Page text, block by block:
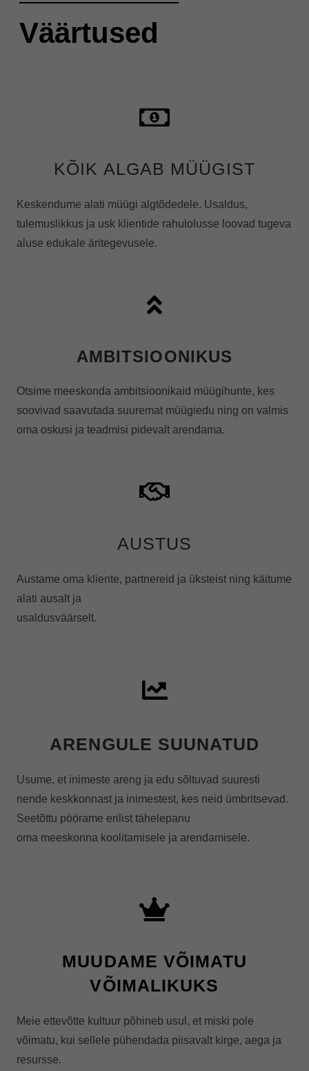
Väärtused
KÕIK ALGAB MÜÜGIST​
Keskendume alati müügi algtõdedele. Usaldus,
tulemuslikkus ja usk klientide rahulolusse loovad tugeva
aluse edukale äritegevusele.
AMBITSIOONIKUS
Otsime meeskonda ambitsioonikaid müügihunte, kes
soovivad saavutada suuremat müügiedu ning on valmis
oma oskusi ja teadmisi pidevalt arendama.
AUSTUS
Austame oma kliente, partnereid ja üksteist ning käitume
alati ausalt ja
usaldusväärselt.
ARENGULE SUUNATUD​
Usume, et inimeste areng ja edu sõltuvad suuresti
nende keskkonnast ja inimestest, kes neid ümbritsevad.
Seetõttu pöörame erilist tähelepanu
oma meeskonna koolitamisele ja arendamisele.
MUUDAME VÕIMATU
VÕIMALIKUKS
Meie ettevõtte kultuur põhineb usul, et miski pole
võimatu, kui sellele pühendada piisavalt kirge, aega ja
resursse.